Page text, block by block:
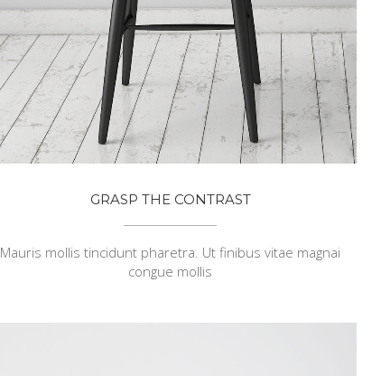
GRASP THE CONTRAST
Mauris mollis tincidunt pharetra. Ut finibus vitae magnai
congue mollis